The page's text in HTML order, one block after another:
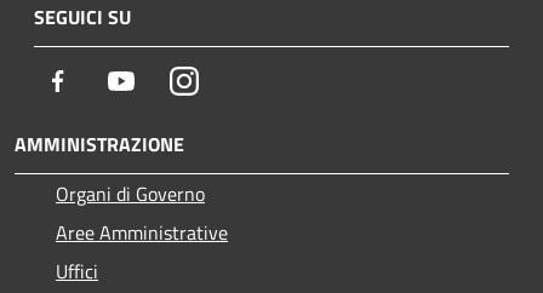
SEGUICI SU
Facebook YoutubeInstagram
AMMINISTRAZIONE
Organi di Governo
Aree Amministrative
Uffici